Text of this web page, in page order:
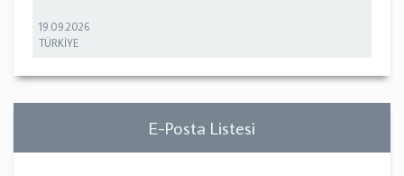
19.09.2026
TÜRKİYE
E-Posta Listesi